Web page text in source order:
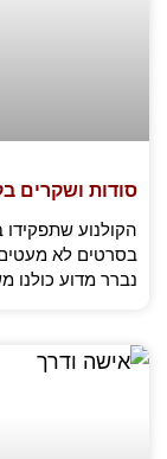
סודות ושקרים
הקולנוע
בסרטים לא
נברר מדוע כולנו